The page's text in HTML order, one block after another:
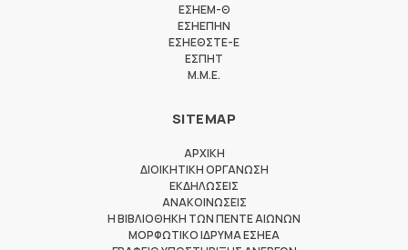
ΕΣΗΕΜ-Θ
ΕΣΗΕΠΗΝ
ΕΣΗΕΘΣΤΕ-Ε
ΕΣΠΗΤ
M.M.E.
SITEMAP
ΑΡΧΙΚΗ
ΔΙΟΙΚΗΤΙΚΗ ΟΡΓΑΝΩΣΗ
ΕΚΔΗΛΩΣΕΙΣ
ΑΝΑΚΟΙΝΩΣΕΙΣ
Η ΒΙΒΛΙΟΘΗΚΗ ΤΩΝ ΠΕΝΤΕ ΑΙΩΝΩΝ
ΜΟΡΦΩΤΙΚΟ ΙΔΡΥΜΑ ΕΣΗΕΑ